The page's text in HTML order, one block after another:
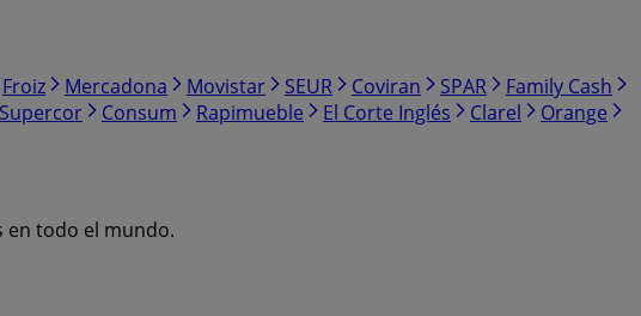
Froiz Mercadona Movistar SEUR Coviran SPAR
Family Cash
Supercor Consum Rapimueble El Corte Inglés Clarel
Orange
en todo el mundo.